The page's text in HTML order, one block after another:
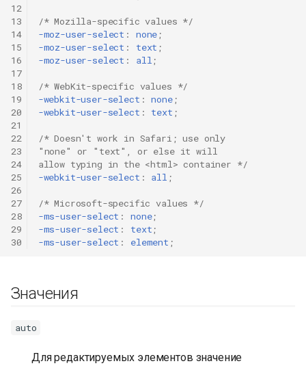
12
13
14
15
16
17
18
19
20
21
22
23
24
25
26
27
28
29
30
/* Mozilla-specific values */
-moz-user-select : none;
-moz-user-select : text ;
-moz-user-select : all;
/* WebKit-specific values */
-webkit-user-select : none;
-webkit-user-select : text ;
/* Doesn't work in Safari; use only
"none" or "text", or else it will
allow typing in the <html> container */
-webkit-user-select : all ;
/* Microsoft-specific values */
-ms-user-select : none;
-ms-user-select : text;
-ms-user-select : element ;
Значения
auto
Для редактируемых элементов значение